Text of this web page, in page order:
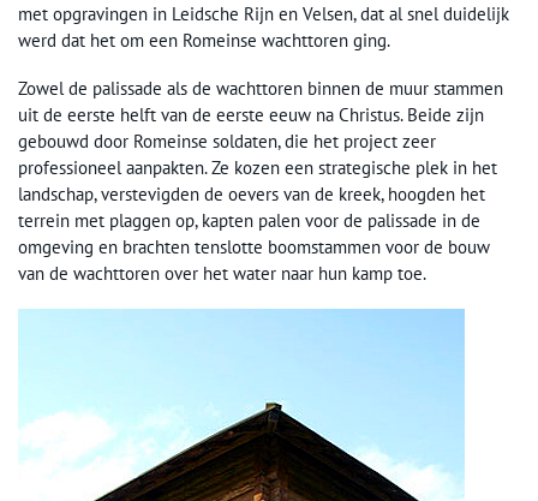
met opgravingen in Leidsche Rijn en Velsen, dat al snel duidelijk
werd dat het om een Romeinse wachttoren ging.
Zowel de palissade als de wachttoren binnen de muur stammen
uit de eerste helft van de eerste eeuw na Christus. Beide zijn
gebouwd door Romeinse soldaten, die het project zeer
professioneel aanpakten. Ze kozen een strategische plek in het
landschap, verstevigden de oevers van de kreek, hoogden het
terrein met plaggen op, kapten palen voor de palissade in de
omgeving en brachten tenslotte boomstammen voor de bouw
van de wachttoren over het water naar hun kamp toe.